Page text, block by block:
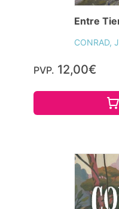
Entre
CONRAD,
PVP. 12,00€